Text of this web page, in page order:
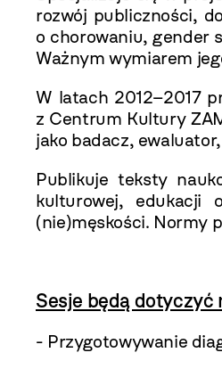
rozwój publiczności,
o chorowaniu, gender
Ważnym wymiarem
W latach 2012–2017
z Centrum Kultury
jako badacz,
Publikuje teksty
kulturowej, edukacji
(nie)męskości. Normy
Sesje będą
- Przygotowywanie